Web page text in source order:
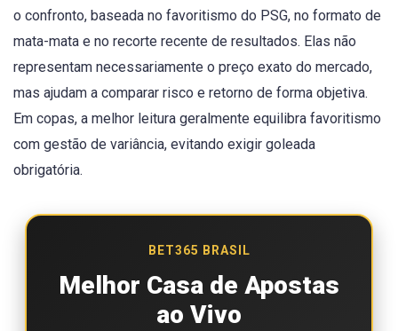
o confronto, baseada no favoritismo do PSG, no formato de
mata-mata e no recorte recente de resultados. Elas não
representam necessariamente o preço exato do mercado,
mas ajudam a comparar risco e retorno de forma objetiva.
Em copas, a melhor leitura geralmente equilibra favoritismo
com gestão de variância, evitando exigir goleada
obrigatória.
BET365 BRASIL
Melhor Casa de Apostas
ao Vivo